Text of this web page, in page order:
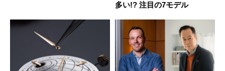
多い!? 注目の7モデル